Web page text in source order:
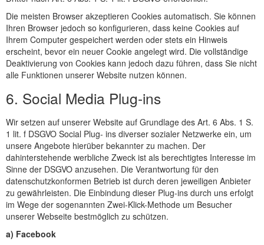
Die meisten Browser akzeptieren Cookies automatisch. Sie können
Ihren Browser jedoch so konfigurieren, dass keine Cookies auf
Ihrem Computer gespeichert werden oder stets ein Hinweis
erscheint, bevor ein neuer Cookie angelegt wird. Die vollständige
Deaktivierung von Cookies kann jedoch dazu führen, dass Sie nicht
alle Funktionen unserer Website nutzen können.
6. Social Media Plug-ins
Wir setzen auf unserer Website auf Grundlage des Art. 6 Abs. 1 S.
1 lit. f DSGVO Social Plug- ins diverser sozialer Netzwerke ein, um
unsere Angebote hierüber bekannter zu machen. Der
dahinterstehende werbliche Zweck ist als berechtigtes Interesse im
Sinne der DSGVO anzusehen. Die Verantwortung für den
datenschutzkonformen Betrieb ist durch deren jeweiligen Anbieter
zu gewährleisten. Die Einbindung dieser Plug-ins durch uns erfolgt
im Wege der sogenannten Zwei-Klick-Methode um Besucher
unserer Webseite bestmöglich zu schützen.
a) Facebook